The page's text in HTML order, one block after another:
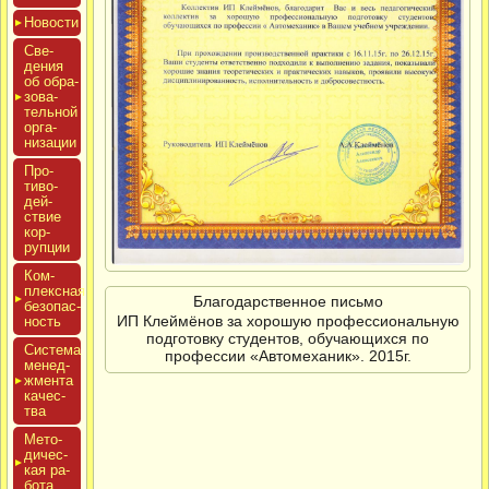
Новос­ти
Све­
дения
об об­ра­
зова­
тель­ной
ор­га­
низа­ции
Про­
тиво­
дей­
ствие
кор­
рупции
Ком­
плексная
бе­зопас­
ность
Сис­те­ма
ме­нед­
жмен­та
ка­чес­
тва
Мето­
дичес­
кая ра­
бота
Благодарственное письмо
ИП Клеймёнов за хорошую профессиональную
подготовку студентов, обучающихся по
профессии «Автомеханик». 2015г.